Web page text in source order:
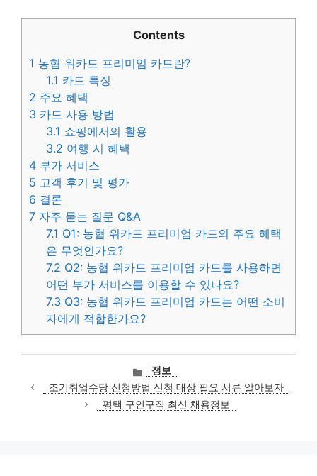
Contents
1 농협 위카드 프리미엄 카드란?
1.1 카드 특징
2 주요 혜택
3 카드 사용 방법
3.1 쇼핑에서의 활용
3.2 여행 시 혜택
4 부가 서비스
5 고객 후기 및 평가
6 결론
7 자주 묻는 질문 Q&A
7.1 Q1: 농협 위카드 프리미엄 카드의 주요 혜택
은 무엇인가요?
7.2 Q2: 농협 위카드 프리미엄 카드를 사용하면
어떤 부가 서비스를 이용할 수 있나요?
7.3 Q3: 농협 위카드 프리미엄 카드는 어떤 소비
자에게 적합한가요?
카
테
고
리
정보
조기취업수당 신청방법 신청 대상 필요 서류 알아보자
평택 구인구직 최신 채용정보